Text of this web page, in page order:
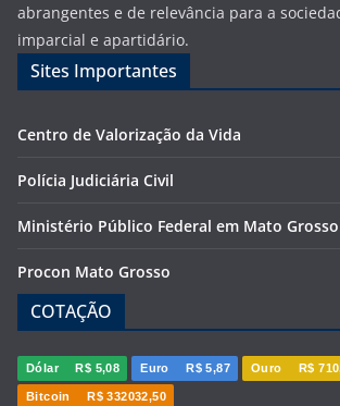
abrangentes e de relevância para a
imparcial e apartidário.
Sites Importantes
Centro de Valorização da Vida
Polícia Judiciária Civil
Ministério Público Federal em Mato Grosso
Procon Mato Grosso
COTAÇÃO
Dólar R$ 5,08 Euro R$ 5,87 Ouro R$
Bitcoin R$ 332032,50